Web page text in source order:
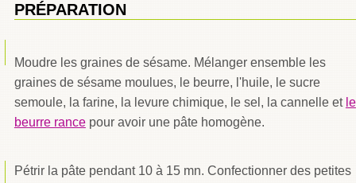
PRÉPARATION
Moudre les graines de sésame. Mélanger ensemble les
graines de sésame moulues, le beurre, l'huile, le sucre
semoule, la farine, la levure chimique, le sel, la cannelle et le
beurre rancepour avoir une pâte homogène.
Pétrir la pâte pendant 10 à 15 mn. Confectionner des petites